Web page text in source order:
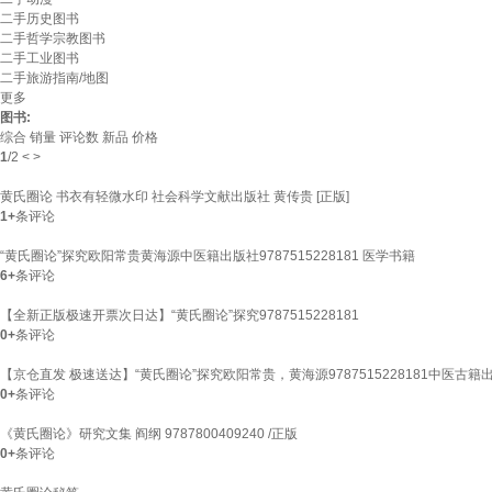
二手历史图书
二手哲学宗教图书
二手工业图书
二手旅游指南/地图
更多
图书:
综合 销量 评论数 新品 价格
1/2 < >
黄氏圈论 书衣有轻微水印 社会科学文献出版社 黄传贵 [正版]
1+条评论
“黄氏圈论”探究欧阳常贵黄海源中医籍出版社9787515228181 医学书籍
6+条评论
【全新正版极速开票次日达】“黄氏圈论”探究9787515228181
0+条评论
【京仓直发 极速送达】“黄氏圈论”探究欧阳常贵，黄海源9787515228181中医古籍
0+条评论
《黄氏圈论》研究文集 阎纲 9787800409240 /正版
0+条评论